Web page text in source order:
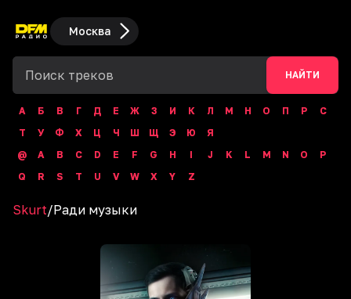
Москва
НАЙТИ
А Б В Г Д Е Ж З И К Л М Н О П Р
С
Т
У Ф Х Ц Ч Ш Щ Э Ю
Я
@
A B C D E F G H I J K L M N O
P
Q
R S T U V W X Y Z
Skurt/Ради музыки